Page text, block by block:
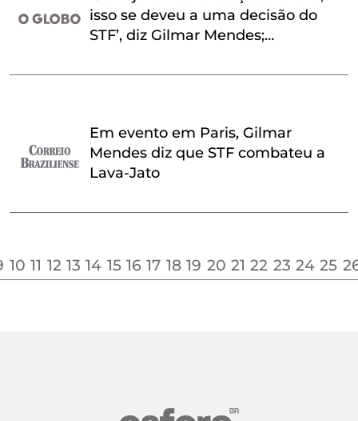
isso se deveu a uma decisão do
STF’, diz Gilmar Mendes;
Em evento em Paris, Gilmar
Mendes diz que STF combateu a
Lava-Jato
10 11 12 13 14 15 16 17 18 19 20 21 22 23 24 25